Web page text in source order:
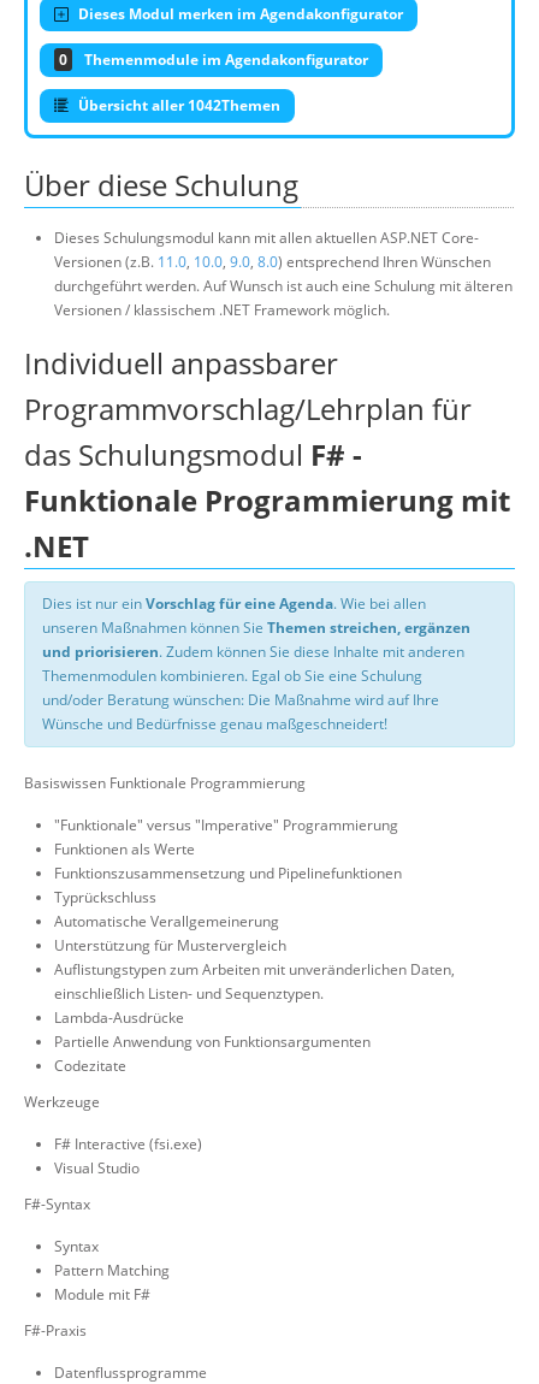
Dieses Modul merken im Agendakonfigurator
0 Themenmodule im Agendakonfigurator
Übersicht aller 1042Themen
Über diese Schulung
Dieses Schulungsmodul kann mit allen aktuellen ASP.NET Core-
Versionen (z.B. 11.0, 10.0, 9.0, 8.0) entsprechend Ihren Wünschen
durchgeführt werden. Auf Wunsch ist auch eine Schulung mit älteren
Versionen / klassischem .NET Framework möglich.
Individuell anpassbarer
Programmvorschlag/Lehrplan für
das Schulungsmodul F# -
Funktionale Programmierung mit
.NET
Dies ist nur einVorschlag für eine Agenda. Wie bei allen
unseren Maßnahmen können Sie Themen streichen, ergänzen
und priorisieren. Zudem können Sie diese Inhalte mit anderen
Themenmodulen kombinieren. Egal ob Sie eine Schulung
und/oder Beratung wünschen: Die Maßnahme wird auf Ihre
Wünsche und Bedürfnisse genau maßgeschneidert!
Basiswissen Funktionale Programmierung
"Funktionale" versus "Imperative" Programmierung
Funktionen als Werte
Funktionszusammensetzung und Pipelinefunktionen
Typrückschluss
Automatische Verallgemeinerung
Unterstützung für Mustervergleich
Auflistungstypen zum Arbeiten mit unveränderlichen Daten,
einschließlich Listen- und Sequenztypen.
Lambda-Ausdrücke
Partielle Anwendung von Funktionsargumenten
Codezitate
Werkzeuge
F# Interactive (fsi.exe)
Visual Studio
F#-Syntax
Syntax
Pattern Matching
Module mit F#
F#-Praxis
Datenflussprogramme